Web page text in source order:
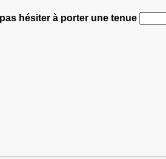
hésiter à porter une tenue